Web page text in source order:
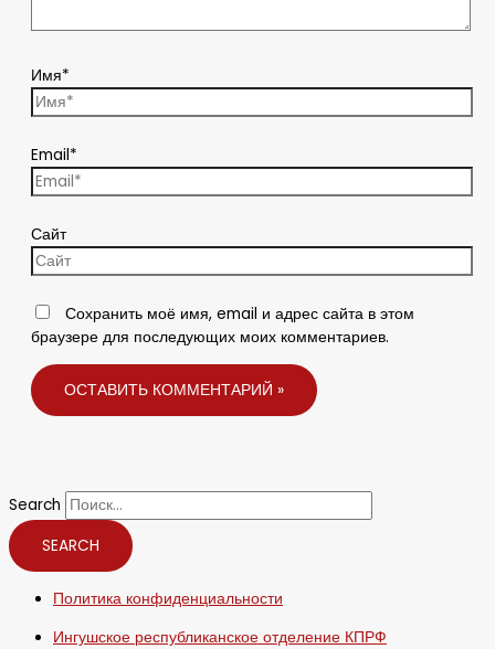
Имя*
Email*
Сайт
Сохранить моё имя, email и адрес сайта в этом
браузере для последующих моих комментариев.
Search
SEARCH
Политика конфиденциальности
Ингушское республиканское отделение КПРФ